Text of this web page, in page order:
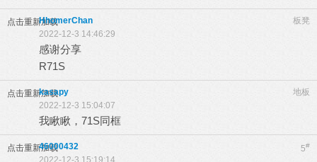
点击重新加载 板凳
HhomerChan
2022-12-3 14:46:29
感谢分享
R71S
点击重新加载 地板
kasapy
2022-12-3 15:04:07
我瞅瞅，71S同框
点击重新加载 5#
46000432
2022-12-3 15:19:14